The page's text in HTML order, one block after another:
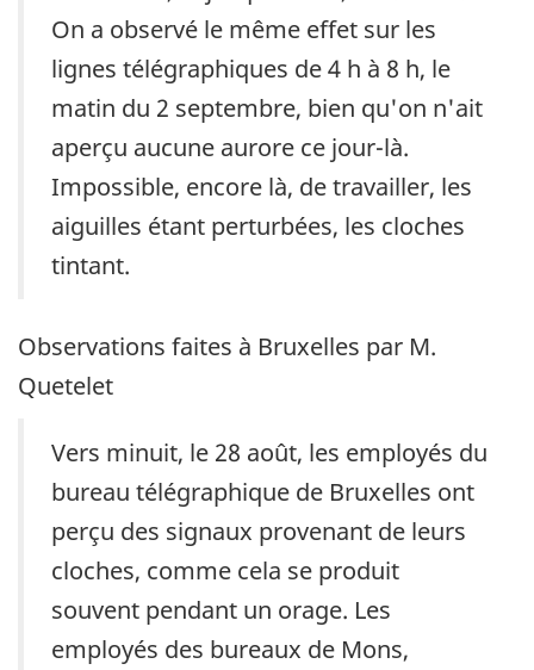
On a observé le même effet sur les
lignes télégraphiques de 4 h à 8 h, le
matin du 2 septembre, bien qu'on n'ait
aperçu aucune aurore ce jour-là.
Impossible, encore là, de travailler, les
aiguilles étant perturbées, les cloches
tintant.
Observations faites à Bruxelles par M.
Quetelet
Vers minuit, le 28 août, les employés du
bureau télégraphique de Bruxelles ont
perçu des signaux provenant de leurs
cloches, comme cela se produit
souvent pendant un orage. Les
employés des bureaux de Mons,